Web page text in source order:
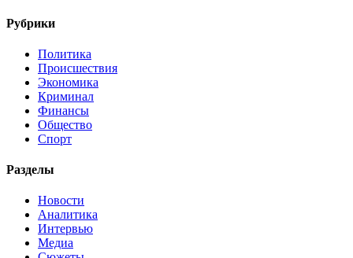
Рубрики
Политика
Происшествия
Экономика
Криминал
Финансы
Общество
Спорт
Разделы
Новости
Аналитика
Интервью
Медиа